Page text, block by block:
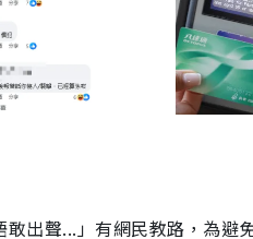
出聲...」有網民教路，為避